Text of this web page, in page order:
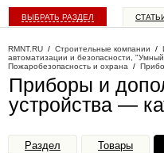
ВЫБРАТЬ РАЗДЕЛ
RMNT.RU / Строительные компании /
автоматизации и безопасности,
Пожаробезопасность и охрана /
Приборы и
устройства —
Раздел Товары